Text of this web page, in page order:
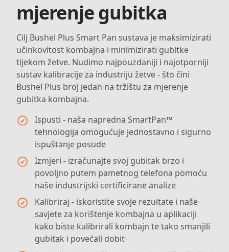
mjerenje gubitka
Cilj Bushel Plus Smart Pan sustava je maksimizirati
učinkovitost kombajna i minimizirati gubitke
tijekom žetve. Nudimo najpouzdaniji i najotporniji
sustav kalibracije za industriju žetve - što čini
Bushel Plus broj jedan na tržištu za mjerenje
gubitka kombajna.
Ispusti - naša napredna SmartPan™
tehnologija omogućuje jednostavno i sigurno
ispuštanje posude
Izmjeri - izračunajte svoj gubitak brzo i
povoljno putem pametnog telefona pomoću
naše industrijski certificirane analize
Kalibriraj - iskoristite svoje rezultate i naše
savjete za korištenje kombajna u aplikaciji
kako biste kalibrirali kombajn te tako smanjili
gubitak i povećali dobit